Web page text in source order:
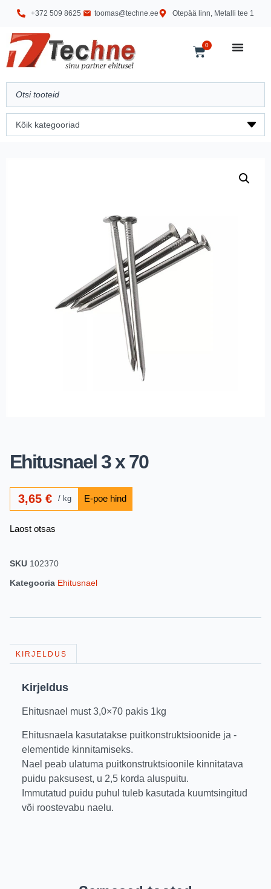
+372 509 8625 toomas@techne.ee Otepää linn, Metalli tee 1
0
Ehitusnael 3 x 70
3,65€ kg
Laost otsas
SKU 102370
Kategooria Ehitusnael
KIRJELDUS
Kirjeldus
Ehitusnael must 3,0×70 pakis 1kg
Ehitusnaela kasutatakse puitkonstruktsioonide ja -
elementide kinnitamiseks.
Nael peab ulatuma puitkonstruktsioonile kinnitatava
puidu paksusest, u 2,5 korda aluspuitu.
Immutatud puidu puhul tuleb kasutada kuumtsingitud
või roostevabu naelu.